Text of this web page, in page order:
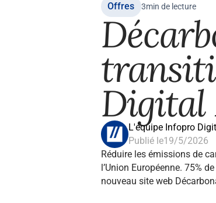
Offres 3min de lecture
Digital
L'équipe Infopro
Publié le19/5/2026
Réduire les émissions de
l’Union Européenne. 75%
nouveau site web